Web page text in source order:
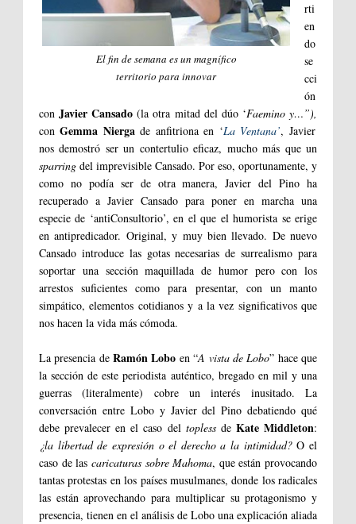
El fin de semana es un magnífico
territorio para innovar
rti
en
do
se
cci
ón
conJavier Cansado (la otra mitad del dúo ‘Faemino y…”),
conGemma Niergade anfitriona en ‘La Ventana’, Javier
nos demostró ser un contertulio eficaz, mucho más que un
sparring del imprevisible Cansado. Por eso, oportunamente, y
como no podía ser de otra manera, Javier del Pino ha
recuperado a Javier Cansado para poner en marcha una
especie de ‘antiConsultorio’, en el que el humorista se erige
en antipredicador. Original, y muy bien llevado. De nuevo
Cansado introduce las gotas necesarias de surrealismo para
soportar una sección maquillada de humor pero con los
arrestos suficientes como para presentar, con un manto
simpático, elementos cotidianos y a la vez significativos que
nos hacen la vida más cómoda.
La presencia deRamón Lobo en “A vista de Lobo” hace que
la sección de este periodista auténtico, bregado en mil y una
guerras (literalmente) cobre un interés inusitado. La
conversación entre Lobo y Javier del Pino debatiendo qué
debe prevalecer en el caso del toplessde Kate Middleton:
¿la libertad de expresión o el derecho a la intimidad?O el
caso de las caricaturas sobre Mahoma, que están provocando
tantas protestas en los países musulmanes, donde los radicales
las están aprovechando para multiplicar su protagonismo y
presencia, tienen en el análisis de Lobo una explicación aliada